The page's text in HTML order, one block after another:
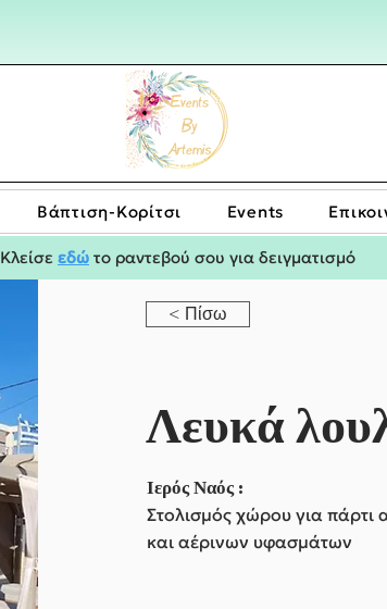
Bάπτιση-Κορίτσι Events
Κλείσε εδώ το ραντεβού σου για δειγματισμό
< Πίσω
Λευκά
Ιερός Ναός :
Στολισμός χώρου για
και αέρινων υφασμάτων